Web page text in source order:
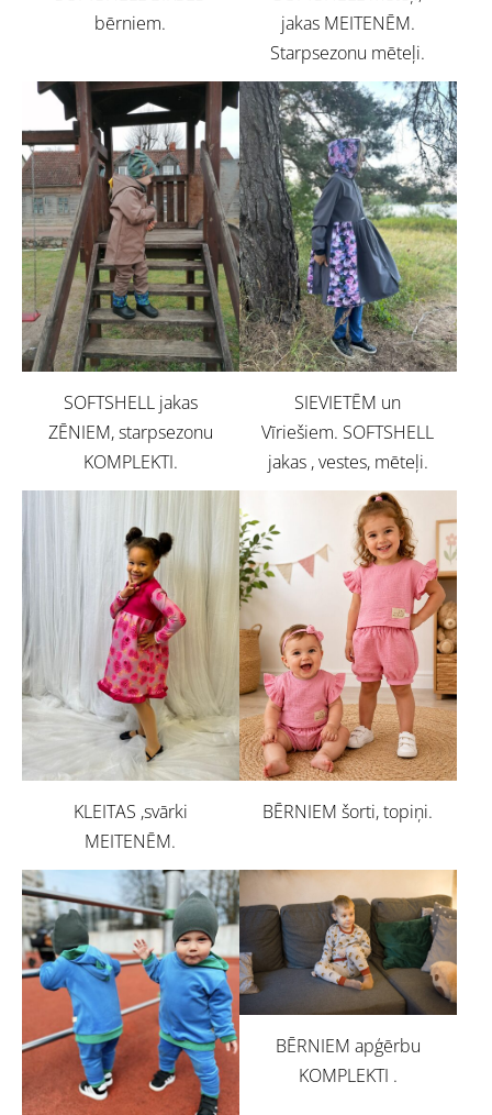
bērniem.
jakas MEITENĒM.
Starpsezonu mēteļi.
SOFTSHELL jakas
ZĒNIEM, starpsezonu
KOMPLEKTI.
SIEVIETĒM un
Vīriešiem. SOFTSHELL
jakas , vestes, mēteļi.
KLEITAS ,svārki
MEITENĒM.
BĒRNIEM šorti, topiņi.
BĒRNIEM apģērbu
KOMPLEKTI .